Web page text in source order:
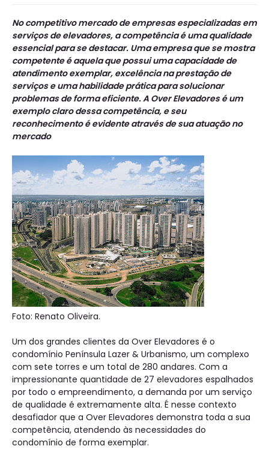
No competitivo mercado de empresas especializadas em
serviços de elevadores, a competência é uma qualidade
essencial para se destacar. Uma empresa que se mostra
competente é aquela que possui uma capacidade de
atendimento exemplar, excelência na prestação de
serviços e uma habilidade prática para solucionar
problemas de forma eficiente. A Over Elevadores é um
exemplo claro dessa competência, e seu
reconhecimento é evidente através de sua atuação no
mercado
Foto: Renato Oliveira.
Um dos grandes clientes da Over Elevadores é o
condomínio Península Lazer & Urbanismo, um complexo
com sete torres e um total de 280 andares. Com a
impressionante quantidade de 27 elevadores espalhados
por todo o empreendimento, a demanda por um serviço
de qualidade é extremamente alta. É nesse contexto
desafiador que a Over Elevadores demonstra toda a sua
competência, atendendo às necessidades do
condomínio de forma exemplar.